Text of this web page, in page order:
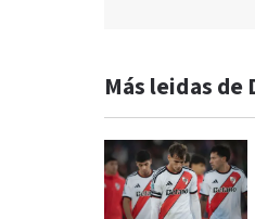
Más leidas de